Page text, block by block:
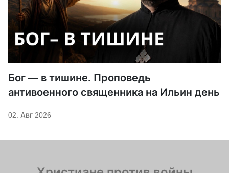
Бог — в тишине. Проповедь
антивоенного священника на Ильин день
02. Авг 2026